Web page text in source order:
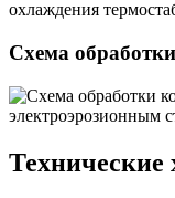
охлаждения
Схема обработки
Технические